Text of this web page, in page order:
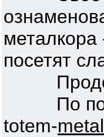
посетят
По
totem-